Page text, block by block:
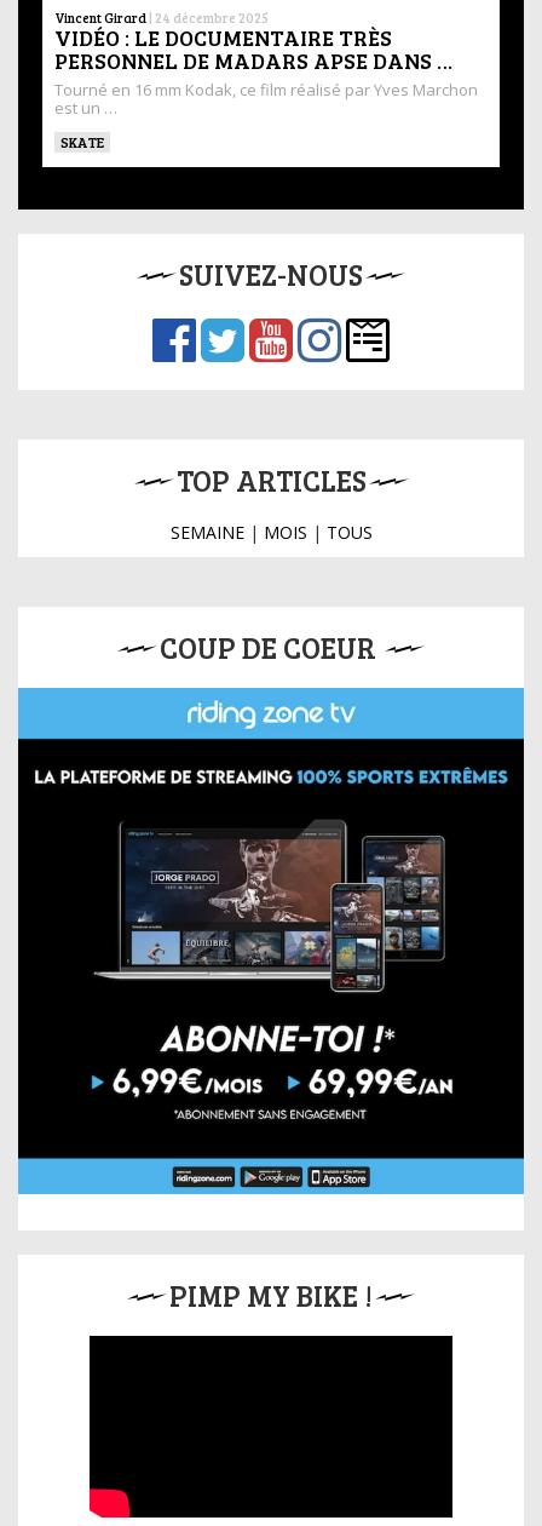
Vincent Girard | 24 décembre 2025
VIDÉO : LE DOCUMENTAIRE TRÈS
PERSONNEL DE MADARS APSE DANS …
Tourné en 16 mm Kodak, ce film réalisé par Yves Marchon
est un …
SKATE
SUIVEZ-NOUS
TOP ARTICLES
SEMAINE| MOIS | TOUS
COUP DE COEUR
PIMP MY BIKE !